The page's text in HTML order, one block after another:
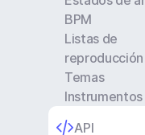
BPM
Listas de
reproducción
Temas
Instrumentos
API